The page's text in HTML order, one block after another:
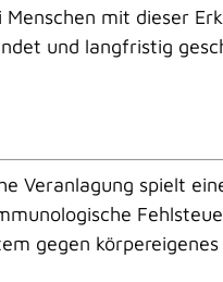
mit dieser
und langfristig
Veranlagung spielt
gegen